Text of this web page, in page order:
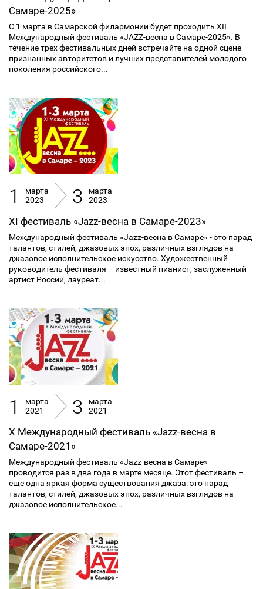
Самаре-2025»
C 1 марта в Самарской филармонии будет проходить XII
Международный фестиваль «JAZZ-весна в Самаре-2025». В
течение трех фестивальных дней встречайте на одной сцене
признанных авторитетов и лучших представителей молодого
поколения российского...
1
марта
2023
3
марта
2023
XI фестиваль «Jazz-весна в Самаре-2023»
Международный фестиваль «Jazz-весна в Самаре» - это парад
талантов, стилей, джазовых эпох, различных взглядов на
джазовое исполнительское искусство. Художественный
руководитель фестиваля – известный пианист, заслуженный
артист России, лауреат...
1
марта
2021
3
марта
2021
X Международный фестиваль «Jazz-весна в
Самаре-2021»
Международный фестиваль «Jazz-весна в Самаре»
проводится раз в два года в марте месяце. Этот фестиваль –
еще одна яркая форма существования джаза: это парад
талантов, стилей, джазовых эпох, различных взглядов на
джазовое исполнительское...